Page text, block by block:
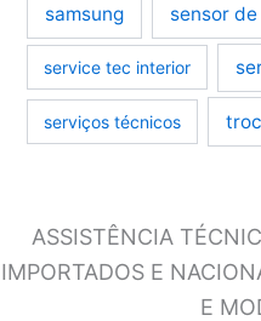
samsung sensor
service tec interior
serviços técnicos
ASSISTÊNCIA
IMPORTADOS E
E